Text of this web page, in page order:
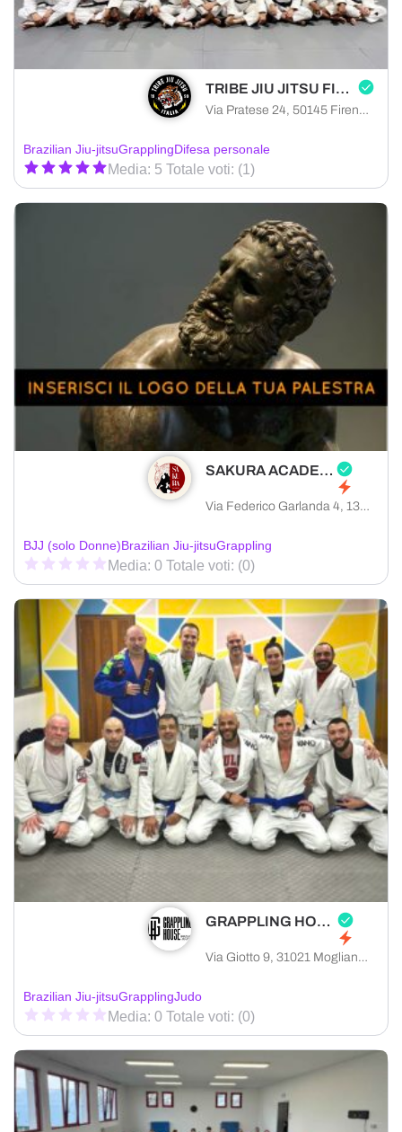
TRIBE JIU JITSU FIRENZE NORD
Via Pratese 24, 50145 Firenze città metropolitana di Firenze, Italia
Brazilian Jiu-jitsuGrapplingDifesa personale
Media: 5 Totale voti: (1)
SAKURA ACADEMY
Via Federico Garlanda 4, 13900 Biella provincia di Biella, Italia
BJJ (solo Donne)Brazilian Jiu-jitsuGrappling
Media: 0 Totale voti: (0)
GRAPPLING HOUSE
Via Giotto 9, 31021 Mogliano Veneto provincia di Treviso, Italia
Brazilian Jiu-jitsuGrapplingJudo
Media: 0 Totale voti: (0)